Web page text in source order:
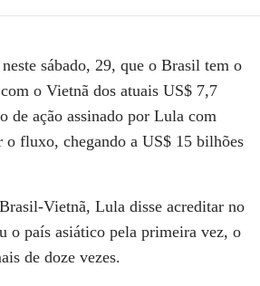
sábado, 29, que o Brasil tem o
o Vietnã dos atuais US$ 7,7
de ação assinado por Lula com
fluxo, chegando a US$ 15 bilhões
Vietnã, Lula disse acreditar no
o país asiático pela primeira vez, o
de doze vezes.